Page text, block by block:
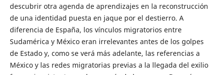
descubrir otra agenda de aprendizajes en la reconstrucción
de una identidad puesta en jaque por el destierro. A
diferencia de España, los vínculos migratorios entre
Sudamérica y México eran irrelevantes antes de los golpes
de Estado y, como se verá más adelante, las referencias a
México y las redes migratorias previas a la llegada del exilio